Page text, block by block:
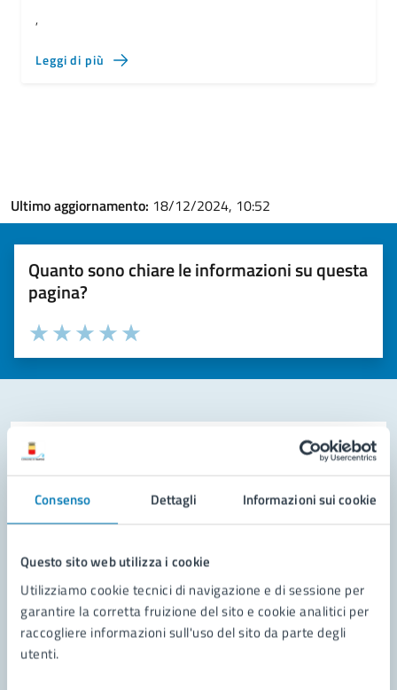
Consenso Dettagli Informazioni sui cookie
Questo sito web utilizza i cookie
Utilizziamo cookie tecnici di navigazione e di sessione per
garantire la corretta fruizione del sito e cookie analitici per
raccogliere informazioni sull'uso del sito da parte degli
utenti.
,
Leggi di più
Ultimo aggiornamento: 18/12/2024, 10:52
Quanto sono chiare le informazioni su questa
pagina?
Valuta la chiarezza delle informazioni (da 1 a 5 stelle)
Seleziona il numero di stelle per valutare la chiarezza delle
Valuta 5 stelle su 5
Valuta 4 stelle su 5
Valuta 3 stelle su 5
Valuta 2 stelle su 5
Valuta 1 stelle su 5
Contatta il comune
Leggi le domande frequenti
Richiedi assistenza
Prenota appuntamento
Problemi in città
Segnala disservizio